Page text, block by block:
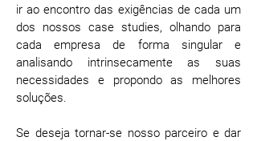
ir ao encontro das exigências de cada um
dos nossos case studies, olhando para
cada empresa de forma singular e
analisando intrinsecamente as suas
necessidades e propondo as melhores
soluções.
Se deseja tornar-se nosso parceiro e dar